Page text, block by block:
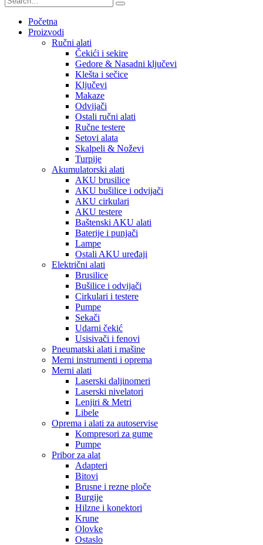
Početna
Proizvodi
Ručni alati
Čekići i sekire
Gedore & Nasadni ključevi
Klešta i sečice
Ključevi
Makaze
Odvijači
Ostali ručni alati
Ručne testere
Setovi alata
Skalpeli & Noževi
Turpije
Akumulatorski alati
AKU brusilice
AKU bušilice i odvijači
AKU cirkulari
AKU testere
Baštenski AKU alati
Baterije i punjači
Lampe
Ostali AKU uređaji
Električni alati
Brusilice
Bušilice i odvijači
Cirkulari i testere
Pumpe
Sekači
Udarni čekić
Usisivači i fenovi
Pneumatski alati i mašine
Merni instrumenti i oprema
Merni alati
Laserski daljinomeri
Laserski nivelatori
Lenjiri & Metri
Libele
Oprema i alati za autoservise
Kompresori za gume
Pumpe
Pribor za alat
Adapteri
Bitovi
Brusne i rezne ploče
Burgije
Hilzne i konektori
Krune
Olovke
Ostaslo